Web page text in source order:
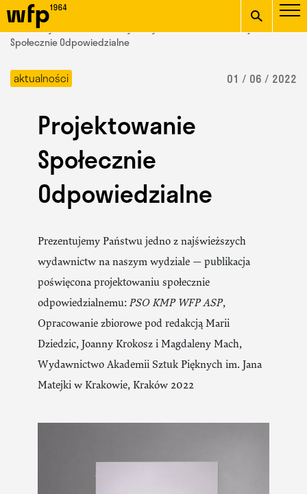
Oficjalna witryna
Wydziału Form
Przemysłowych ASP w
Krakowie
wpisz szukaną frazę
/ Wydział Form Przemysłowych /
Społecznie Odpowiedzialne
aktualności 01 / 06 / 2022
Projektowanie
Społecznie
Odpowiedzialne
Prezentujemy Państwu jedno z najświeższych
wydawnictw na naszym wydziale — publikacja
poświęcona projektowaniu społecznie
odpowiedzialnemu:PSO KMP WFP ASP,
Opracowanie zbiorowe pod redakcją Marii
Dziedzic, Joanny Krokosz i Magdaleny Mach,
Wydawnictwo Akademii Sztuk Pięknych im. Jana
Matejki w Krakowie, Kraków 2022